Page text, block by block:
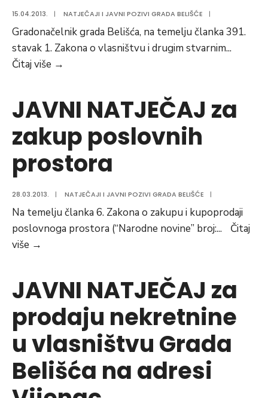
DJELATNOST
U
UPRAVNOM
DRUŠTVENE
DJELATNOSTI
GRADSKE
UPRAVE
15.04.2013. | NATJEČAJI I JAVNI POZIVI GRADA BELIŠĆE |
Gradonačelnik grada Belišća, na temelju članka 391.
stavak 1. Zakona o vlasništvu i drugim stvarnim...
Čitaj više →
prodaju
nekretnine
u
vlasništvu
Belišća
na
adresi
Belišću
JAVNI NATJEČAJ za
zakup poslovnih
prostora
28.03.2013. | NATJEČAJI I JAVNI POZIVI GRADA BELIŠĆE |
Na temelju članka 6. Zakona o zakupu i kupoprodaji
poslovnoga prostora (“Narodne novine” broj:...
Čitaj
više →
zakup
poslovnih
prostora
JAVNI NATJEČAJ za
prodaju nekretnine
u vlasništvu Grada
Belišća na adresi